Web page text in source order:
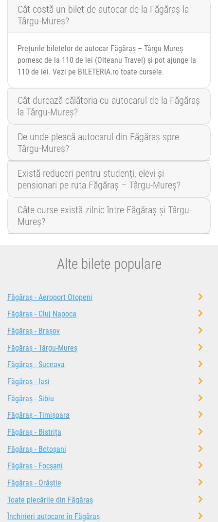
Cât costă un bilet de autocar de la Făgăraș la
Târgu-Mureș?
Prețurile biletelor de autocar Făgăraș – Târgu-Mureș
pornesc de la 110 de lei (Olteanu Travel) și pot ajunge la
110 de lei. Vezi pe BILETERIA.ro toate cursele.
Cât durează călătoria cu autocarul de la Făgăraș
la Târgu-Mureș?
De unde pleacă autocarul din Făgăraș spre
Târgu-Mureș?
Există reduceri pentru studenți, elevi și
pensionari pe ruta Făgăraș – Târgu-Mureș?
Câte curse există zilnic între Făgăraș și Târgu-
Mureș?
Alte bilete populare
Făgăraș - Aeroport Otopeni
Făgăraș - Cluj Napoca
Făgăraș - Brașov
Făgăraș - Târgu-Mureș
Făgăraș - Suceava
Făgăraș - Iași
Făgăraș - Sibiu
Făgăraș - Timișoara
Făgăraș - Bistrița
Făgăraș - Botoșani
Făgăraș - Focșani
Făgăraș - Orăștie
Toate plecările din Făgăraș
Închirieri autocare în Făgăraș